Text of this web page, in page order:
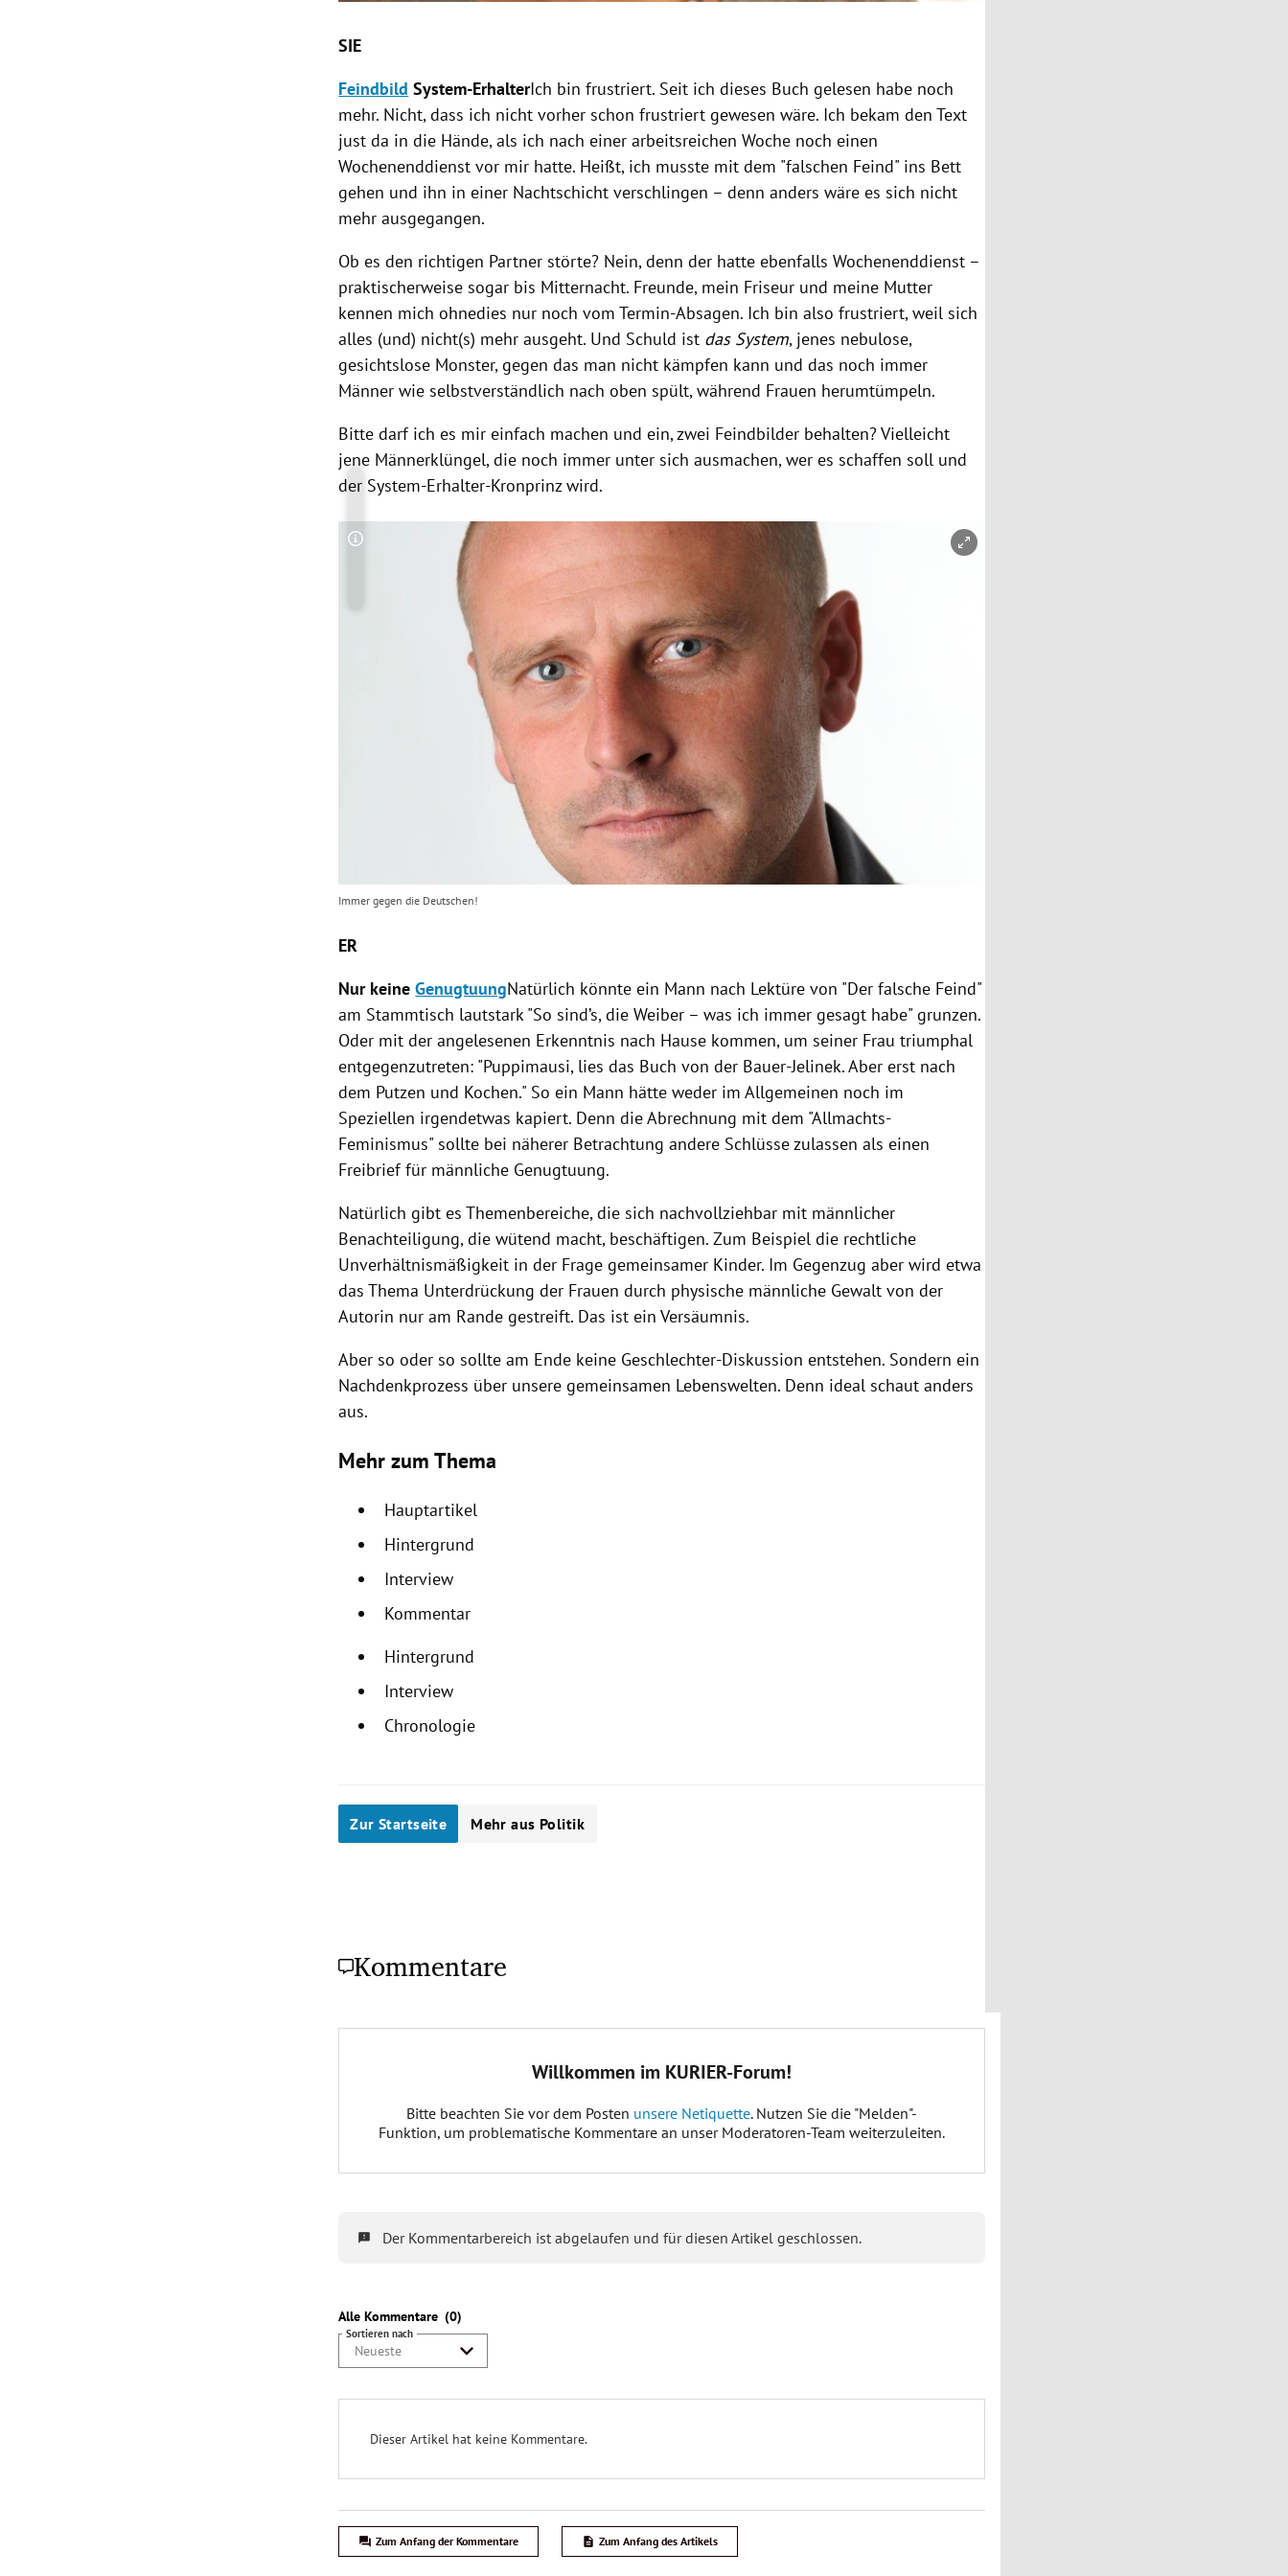
SIE
Feindbild System-ErhalterIch bin frustriert. Seit ich dieses Buch gelesen habe noch
mehr. Nicht, dass ich nicht vorher schon frustriert gewesen wäre. Ich bekam den Text
just da in die Hände, als ich nach einer arbeitsreichen Woche noch einen
Wochenenddienst vor mir hatte. Heißt, ich musste mit dem "falschen Feind" ins Bett
gehen und ihn in einer Nachtschicht verschlingen – denn anders wäre es sich nicht
mehr ausgegangen.
Ob es den richtigen Partner störte? Nein, denn der hatte ebenfalls Wochenenddienst –
praktischerweise sogar bis Mitternacht. Freunde, mein Friseur und meine Mutter
kennen mich ohnedies nur noch vom Termin-Absagen. Ich bin also frustriert, weil sich
alles (und) nicht(s) mehr ausgeht. Und Schuld ist das System, jenes nebulose,
gesichtslose Monster, gegen das man nicht kämpfen kann und das noch immer
Männer wie selbstverständlich nach oben spült, während Frauen herumtümpeln.
Bitte darf ich es mir einfach machen und ein, zwei Feindbilder behalten? Vielleicht
jene Männerklüngel, die noch immer unter sich ausmachen, wer es schaffen soll und
der System-Erhalter-Kronprinz wird.
Copyright-Hinweis öffnen/schließen
Immer gegen die Deutschen!
ER
Nur keineGenugtuungNatürlich könnte ein Mann nach Lektüre von "Der falsche Feind"
am Stammtisch lautstark "So sind’s, die Weiber – was ich immer gesagt habe" grunzen.
Oder mit der angelesenen Erkenntnis nach Hause kommen, um seiner Frau triumphal
entgegenzutreten: "Puppimausi, lies das Buch von der Bauer-Jelinek. Aber erst nach
dem Putzen und Kochen." So ein Mann hätte weder im Allgemeinen noch im
Speziellen irgendetwas kapiert. Denn die Abrechnung mit dem "Allmachts-
Feminismus" sollte bei näherer Betrachtung andere Schlüsse zulassen als einen
Freibrief für männliche Genugtuung.
Natürlich gibt es Themenbereiche, die sich nachvollziehbar mit männlicher
Benachteiligung, die wütend macht, beschäftigen. Zum Beispiel die rechtliche
Unverhältnismäßigkeit in der Frage gemeinsamer Kinder. Im Gegenzug aber wird etwa
das Thema Unterdrückung der Frauen durch physische männliche Gewalt von der
Autorin nur am Rande gestreift. Das ist ein Versäumnis.
Aber so oder so sollte am Ende keine Geschlechter-Diskussion entstehen. Sondern ein
Nachdenkprozess über unsere gemeinsamen Lebenswelten. Denn ideal schaut anders
aus.
Mehr zum Thema
Hauptartikel
Hintergrund
Interview
Kommentar
Hintergrund
Interview
Chronologie
Zur Startseite Mehr aus Politik
Kommentare